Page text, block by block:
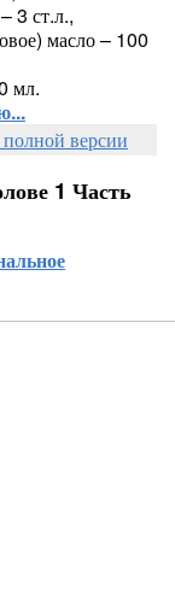
3 ст.л.,
масло – 100
мл.
версии
1 Часть